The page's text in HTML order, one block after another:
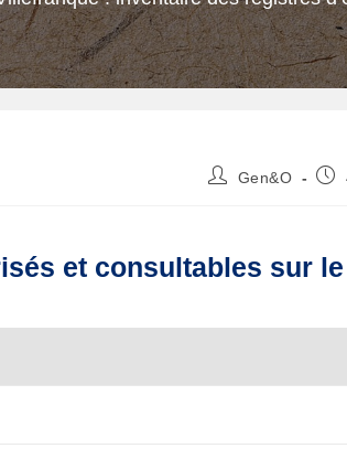
Auteur/autrice
Gen&O
et consultables sur